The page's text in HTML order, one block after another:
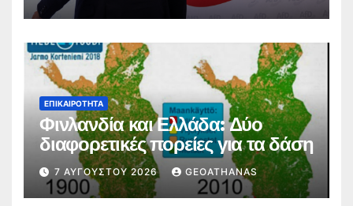
ΕΠΙΚΑΙΡΌΤΗΤΑ
Φινλανδία και Ελλάδα: Δύο
διαφορετικές πορείες για τα δάση
7 ΑΥΓΟΎΣΤΟΥ 2026 GEOATHANAS